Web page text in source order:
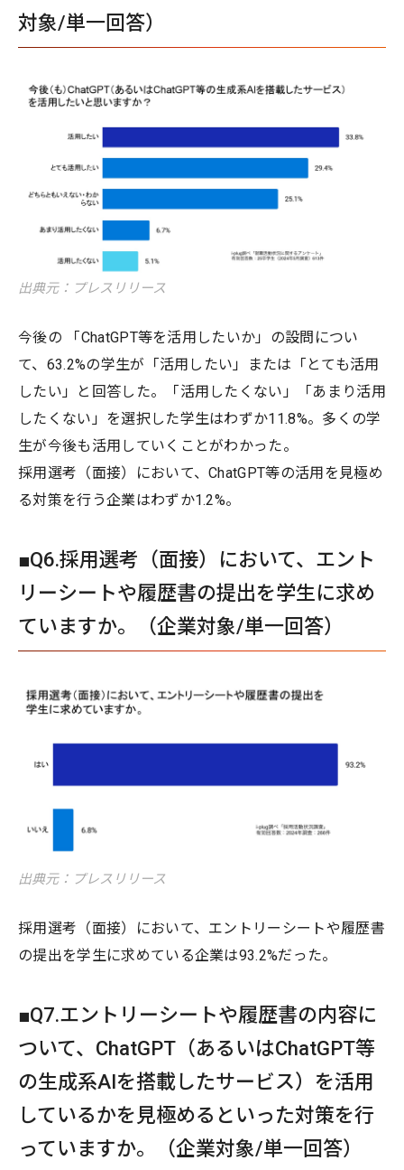
対象/単一回答）
出典元：プレスリリース
今後の 「ChatGPT等を活用したいか」の設問につい
て、63.2%の学生が「活用したい」または「とても活用
したい」と回答した。「活用したくない」「あまり活用
したくない」を選択した学生はわずか11.8%。多くの学
生が今後も活用していくことがわかった。
採用選考（面接）において、ChatGPT等の活用を見極め
る対策を行う企業はわずか1.2%。
■Q6.採用選考（面接）において、エント
リーシートや履歴書の提出を学生に求め
ていますか。（企業対象/単一回答）
出典元：プレスリリース
採用選考（面接）において、エントリーシートや履歴書
の提出を学生に求めている企業は93.2%だった。
■Q7.エントリーシートや履歴書の内容に
ついて、ChatGPT（あるいはChatGPT等
の生成系AIを搭載したサービス）を活用
しているかを見極めるといった対策を行
っていますか。（企業対象/単一回答）